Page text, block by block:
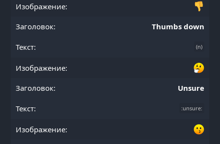
Thumbs down
(n)
Unsure
:unsure: